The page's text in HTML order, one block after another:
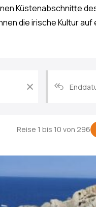
Küstenabschnitte
die irische Kultur auf
Datum
frühesten
Reise 1 bis 10 von 296